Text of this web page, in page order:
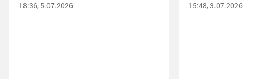
18:36, 5.07.2026 15:48, 3.07.2026